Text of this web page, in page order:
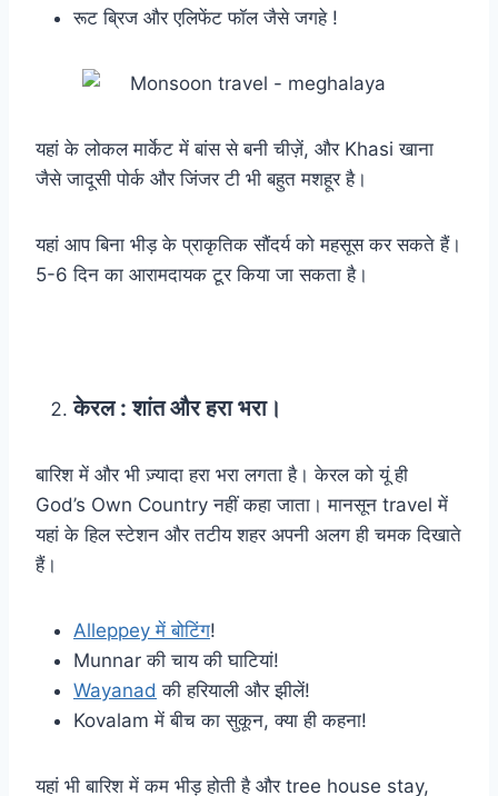
रूट ब्रिज और एलिफेंट फॉल जैसे जगहे !
यहां के लोकल मार्केट में बांस से बनी चीज़ें, और Khasi खाना
जैसे जादूसी पोर्क और जिंजर टी भी बहुत मशहूर है।
यहां आप बिना भीड़ के प्राकृतिक सौंदर्य को महसूस कर सकते हैं।
5-6 दिन का आरामदायक टूर किया जा सकता है।
केरल : शांत और हरा भरा।
बारिश में और भी ज़्यादा हरा भरा लगता है। केरल को यूं ही
God’s Own Country नहीं कहा जाता। मानसून travel में
यहां के हिल स्टेशन और तटीय शहर अपनी अलग ही चमक दिखाते
हैं।
Alleppey में बोटिंग!
Munnar की चाय की घाटियां!
Wayanad की हरियाली और झीलें!
Kovalam में बीच का सुकून, क्या ही कहना!
यहां भी बारिश में कम भीड़ होती है और tree house stay,